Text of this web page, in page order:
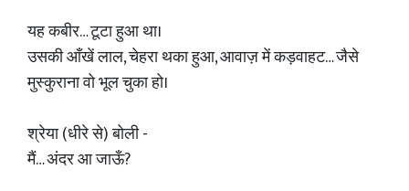
यह कबीर… टूटा हुआ था।
उसकी आँखें लाल, चेहरा थका हुआ, आवाज़ में कड़वाहट… जैसे
मुस्कुराना वो भूल चुका हो।
श्रेया (धीरे से) बोली -
मैं… अंदर आ जाऊँ?